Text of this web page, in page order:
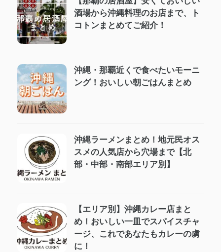
酒場から沖縄料理のお店まで、ト
コトンまとめてご紹介！
沖縄・那覇近くで食べたいモーニ
ング！おいしい朝ごはんまとめ
沖縄ラーメンまとめ！地元民オス
スメの人気店から穴場まで【北
部・中部・南部エリア別】
【エリア別】沖縄カレー店まと
め！おいしい一皿でスパイスチャ
ージ、これであなたもカレーの虜
に！